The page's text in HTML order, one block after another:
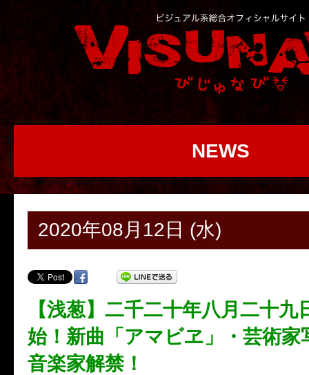
NEWS
2020年08月12日 (水)
【浅葱】二千二十年八月二十九
始！新曲「アマビヱ」・芸術家
音楽家解禁！